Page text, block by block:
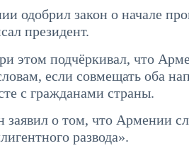
одобрил закон о начале
президент.
этом подчёркивал, что
если совмещать оба
с гражданами страны.
о том, что Армении
развода».